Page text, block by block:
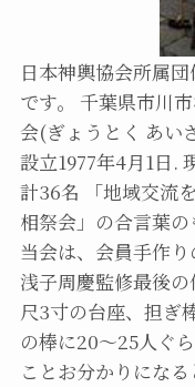
日本神輿協会所属
です。 千葉県市川
会(ぎょうとく あい
設立1977年4月1日.
計36名 「地域交流
相祭会」の合言葉の
当会は、会員手作
浅子周慶監修最後
尺3寸の台座、担ぎ
の棒に20～25人ぐ
ことお分かりになる